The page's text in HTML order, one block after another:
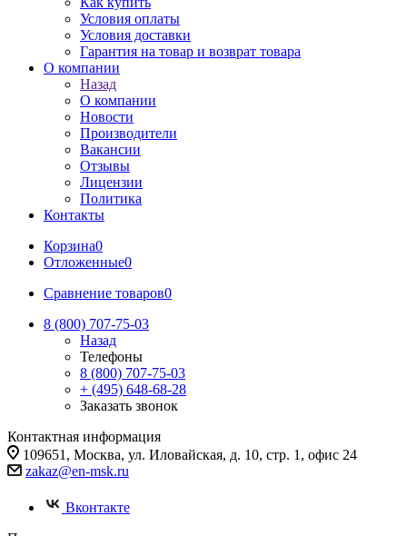
Условия оплаты
Условия доставки
Гарантия на товар и возврат товара
О компании
Назад
О компании
Новости
Производители
Вакансии
Отзывы
Лицензии
Политика
Контакты
Корзина0
Отложенные0
Сравнение товаров0
8 (800) 707-75-03
Назад
Телефоны
8 (800) 707-75-03
+ (495) 648-68-28
Заказать звонок
Контактная информация
109651, Москва, ул. Иловайская, д. 10, стр. 1, офис 24
zakaz@en-msk.ru
Вконтакте